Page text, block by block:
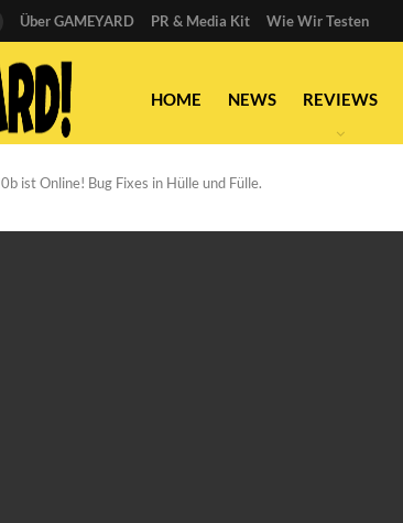
Über GAMEYARD PR & Media Kit Wie Wir Testen
HOME NEWS REVIEWS
ist Online! Bug Fixes in Hülle und Fülle.